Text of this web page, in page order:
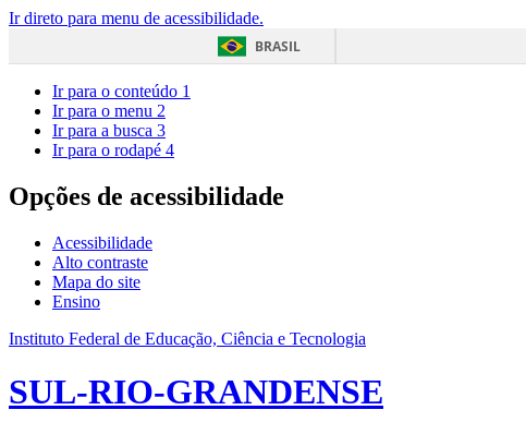
Ir direto para menu de acessibilidade.
BRASIL
Ir para o conteúdo 1
Ir para o menu 2
Ir para a busca 3
Ir para o rodapé 4
Opções de acessibilidade
Acessibilidade
Alto contraste
Mapa do site
Ensino
Instituto Federal de Educação, Ciência e Tecnologia
SUL-RIO-GRANDENSE